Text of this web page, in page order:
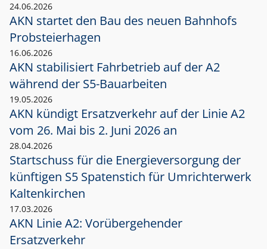
24.06.2026
AKN startet den Bau des neuen Bahnhofs
Probsteierhagen
16.06.2026
AKN stabilisiert Fahrbetrieb auf der A2
während der S5-Bauarbeiten
19.05.2026
AKN kündigt Ersatzverkehr auf der Linie A2
vom 26. Mai bis 2. Juni 2026 an
28.04.2026
Startschuss für die Energieversorgung der
künftigen S5 Spatenstich für Umrichterwerk
Kaltenkirchen
17.03.2026
AKN Linie A2: Vorübergehender
Ersatzverkehr